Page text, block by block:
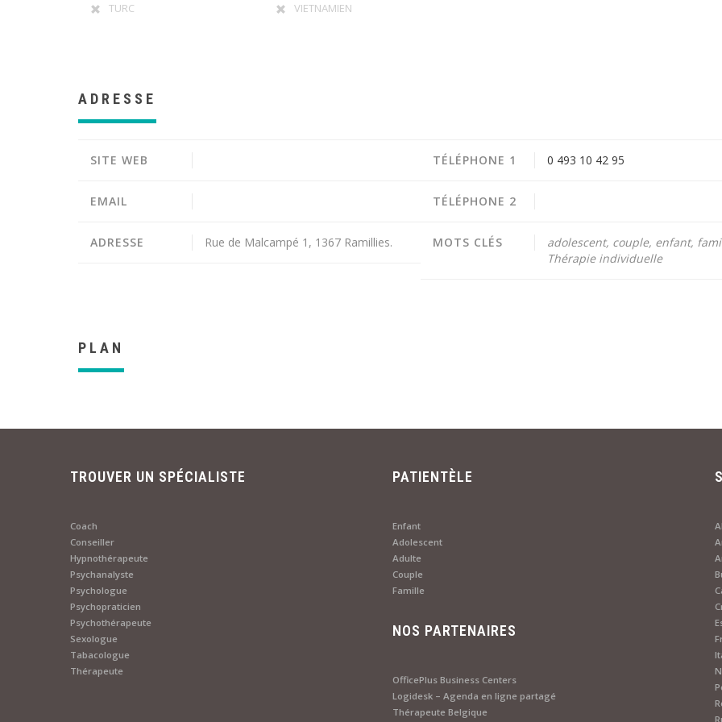
TURC VIETNAMIEN
ADRESSE
SITE WEB
EMAIL
ADRESSE Rue de Malcampé 1, 1367 Ramillies.
TÉLÉPHONE 1 0 493 10 42 95
TÉLÉPHONE 2
MOTS CLÉS
adolescent, couple, enfant,
Thérapie individuelle
PLAN
TROUVER UN SPÉCIALISTE
Coach
Conseiller
Hypnothérapeute
Psychanalyste
Psychologue
Psychopraticien
Psychothérapeute
Sexologue
Tabacologue
Thérapeute
PATIENTÈLE
Enfant
Adolescent
Adulte
Couple
Famille
NOS PARTENAIRES
OfficePlus Business Centers
Logidesk – Agenda en ligne partagé
Thérapeute Belgique